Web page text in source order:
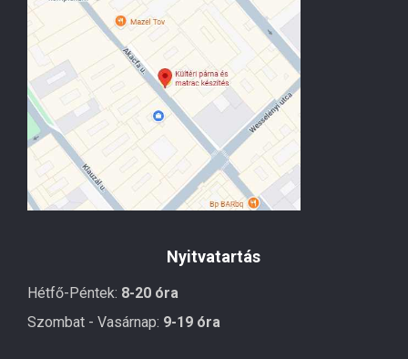
Nyitvatartás
Hétfő-Péntek: 8-20 óra
Szombat - Vasárnap: 9-19 óra